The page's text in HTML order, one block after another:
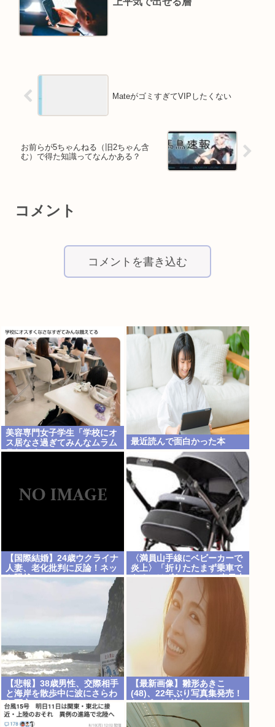
MateがゴミすぎてVIPしたくない
お前らが5ちゃんねる（旧2ちゃん含
む）で得た知識ってなんかある？
コメント
コメントを書き込む
美容専門女子学生「学校にオ
ス居なさ過ぎてみんなムラム
ラしてる 」
最近読んで面白かった本
【国際結婚】24歳ウクライナ
人妻、老化批判に反論！ネッ
ト騒然
〈満員山手線にベビーカーで
炎上〉「折りたたまず乗車で
きる」はずなのに…JR東日本
が示した見解
【悲報】38歳男性、交際相手
と海岸を散歩中に波にさらわ
れ死亡
【最新画像】雛形あきこ
(48)、22年ぶり写真集発売！
お●ぱいは健在だった！